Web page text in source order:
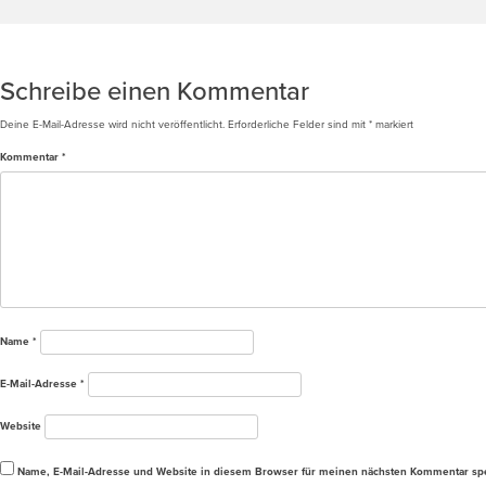
Schreibe einen Kommentar
Deine E-Mail-Adresse wird nicht veröffentlicht. Erforderliche Felder sind mit * markiert
Kommentar *
Name *
E-Mail-Adresse *
Website
Name, E-Mail-Adresse und Website in diesem Browser für meinen nächsten Kommentar